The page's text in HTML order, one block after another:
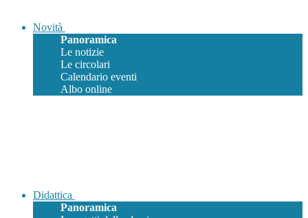
Novità
Panoramica
Le notizie
Le circolari
Calendario eventi
Albo online
Didattica
Panoramica